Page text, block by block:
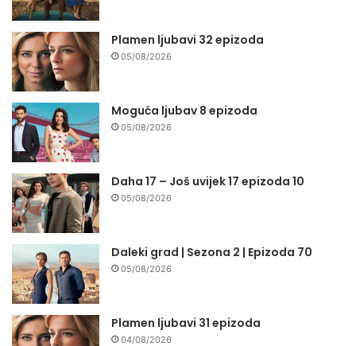
Plamen ljubavi 32 epizoda
05/08/2026
Moguća ljubav 8 epizoda
05/08/2026
Daha 17 – Još uvijek 17 epizoda 10
05/08/2026
Daleki grad | Sezona 2 | Epizoda 70
05/08/2026
Plamen ljubavi 31 epizoda
04/08/2026